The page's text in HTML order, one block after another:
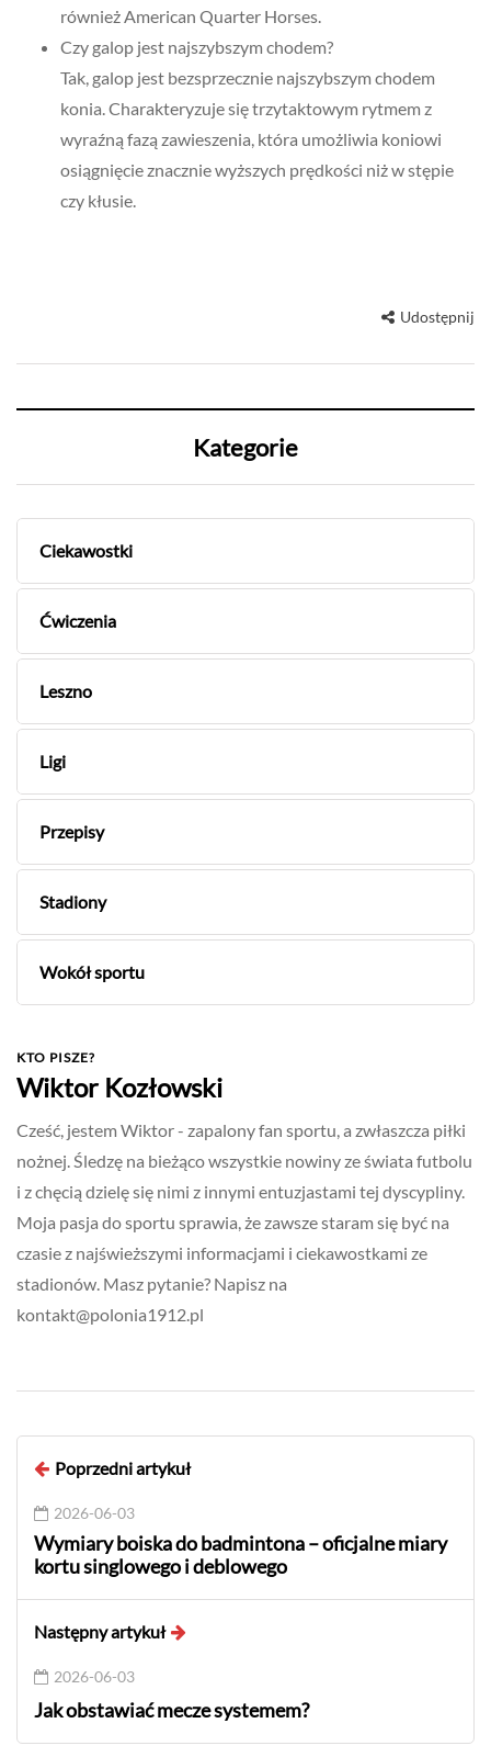
również American Quarter Horses.
Czy galop jest najszybszym chodem?
Tak, galop jest bezsprzecznie najszybszym chodem
konia. Charakteryzuje się trzytaktowym rytmem z
wyraźną fazą zawieszenia, która umożliwia koniowi
osiągnięcie znacznie wyższych prędkości niż w stępie
czy kłusie.
Udostępnij
Kategorie
Ciekawostki
Ćwiczenia
Leszno
Ligi
Przepisy
Stadiony
Wokół sportu
KTO PISZE?
Wiktor Kozłowski
Cześć, jestem Wiktor - zapalony fan sportu, a zwłaszcza piłki
nożnej. Śledzę na bieżąco wszystkie nowiny ze świata futbolu
i z chęcią dzielę się nimi z innymi entuzjastami tej dyscypliny.
Moja pasja do sportu sprawia, że zawsze staram się być na
czasie z najświeższymi informacjami i ciekawostkami ze
stadionów. Masz pytanie? Napisz na
kontakt@polonia1912.pl
Poprzedni artykuł
2026-06-03
Wymiary boiska do badmintona – oficjalne miary
kortu singlowego i deblowego
Następny artykuł
2026-06-03
Jak obstawiać mecze systemem?